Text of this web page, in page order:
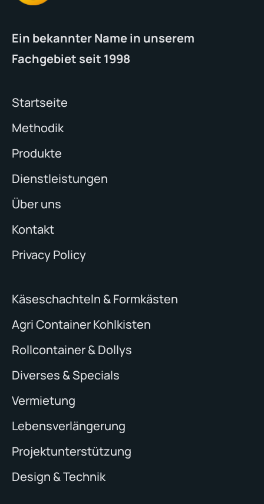
Ein bekannter Name in unserem
Fachgebiet seit 1998
Startseite
Methodik
Produkte
Dienstleistungen
Über uns
Kontakt
Privacy Policy
Käseschachteln & Formkästen
Agri Container Kohlkisten
Rollcontainer & Dollys
Diverses & Specials
Vermietung
Lebensverlängerung
Projektunterstützung
Design & Technik